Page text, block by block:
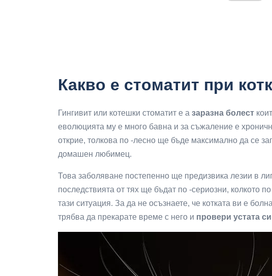
Какво е стоматит при
Гингивит или котешки стоматит е a заразна болест
еволюцията му е много бавна и за съжаление е
открие, толкова по -лесно ще бъде максимално да се
домашен любимец.
Това заболяване постепенно ще предизвика лезии в
последствията от тях ще бъдат по -сериозни, колкото
тази ситуация. За да не осъзнаете, че котката ви е
трябва да прекарате време с него и провери устата си